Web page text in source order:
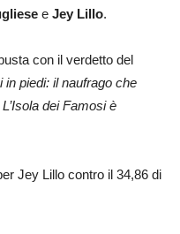
e Jey Lillo.
con il verdetto del
piedi: il naufrago che
dei Famosi è
Jey Lillo contro il 34,86 di